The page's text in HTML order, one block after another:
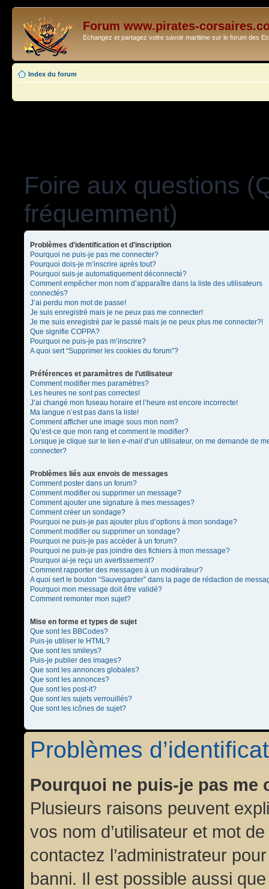
Forum www.pirates-
Echangez et partagez votre savoir maritime sur le forum des
Index du forum
Foire aux questions
fréquemment)
Problèmes d’identification et d’inscription
Pourquoi ne puis-je pas me connecter?
Pourquoi dois-je m’inscrire après tout?
Pourquoi suis-je automatiquement déconnecté?
Comment empêcher mon nom d’apparaître dans la liste des utilisateurs
connectés?
J’ai perdu mon mot de passe!
Je suis enregistré mais je ne peux pas me connecter!
Je me suis enregistré par le passé mais je ne peux plus me connecter?!
Que signifie COPPA?
Pourquoi ne puis-je pas m’inscrire?
A quoi sert “Supprimer les cookies du forum”?
Préférences et paramètres de l’utilisateur
Comment modifier mes paramètres?
Les heures ne sont pas correctes!
J’ai changé mon fuseau horaire et l’heure est encore incorrecte!
Ma langue n’est pas dans la liste!
Comment afficher une image sous mon nom?
Qu’est-ce que mon rang et comment le modifier?
Lorsque je clique sur le lien e-mail d’un utilisateur, on me demande de
connecter?
Problèmes liés aux envois de messages
Comment poster dans un forum?
Comment modifier ou supprimer un message?
Comment ajouter une signature à mes messages?
Comment créer un sondage?
Pourquoi ne puis-je pas ajouter plus d’options à mon sondage?
Comment modifier ou supprimer un sondage?
Pourquoi ne puis-je pas accéder à un forum?
Pourquoi ne puis-je pas joindre des fichiers à mon message?
Pourquoi ai-je reçu un avertissement?
Comment rapporter des messages à un modérateur?
A quoi sert le bouton “Sauvegarder” dans la page de rédaction de
Pourquoi mon message doit être validé?
Comment remonter mon sujet?
Mise en forme et types de sujet
Que sont les BBCodes?
Puis-je utiliser le HTML?
Que sont les smileys?
Puis-je publier des images?
Que sont les annonces globales?
Que sont les annonces?
Que sont les post-it?
Que sont les sujets verrouillés?
Que sont les icônes de sujet?
Problèmes
Pourquoi ne puis-je pas me
Plusieurs raisons peuvent
vos nom d’utilisateur et mot
contactez l’administrateur
banni. Il est possible aussi